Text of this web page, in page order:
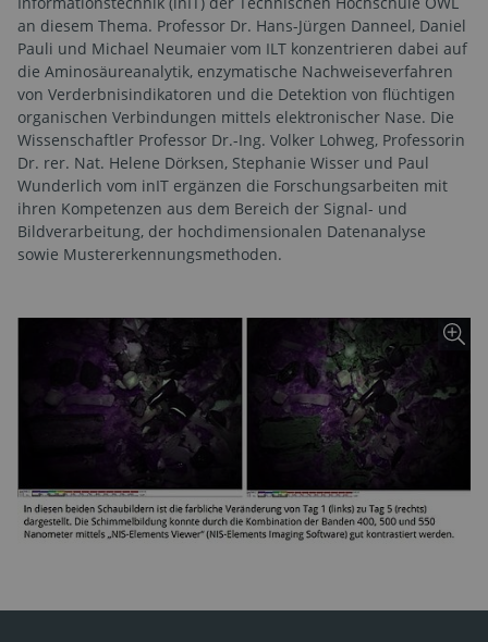
an diesem Thema. Professor Dr. Hans-Jürgen Danneel, Daniel
Pauli und Michael Neumaier vom ILT konzentrieren dabei auf
die Aminosäureanalytik, enzymatische Nachweiseverfahren
von Verderbnisindikatoren und die Detektion von flüchtigen
organischen Verbindungen mittels elektronischer Nase. Die
Wissenschaftler Professor Dr.-Ing. Volker Lohweg, Professorin
Dr. rer. Nat. Helene Dörksen, Stephanie Wisser und Paul
Wunderlich vom inIT ergänzen die Forschungsarbeiten mit
ihren Kompetenzen aus dem Bereich der Signal- und
Bildverarbeitung, der hochdimensionalen Datenanalyse
sowie Mustererkennungsmethoden.